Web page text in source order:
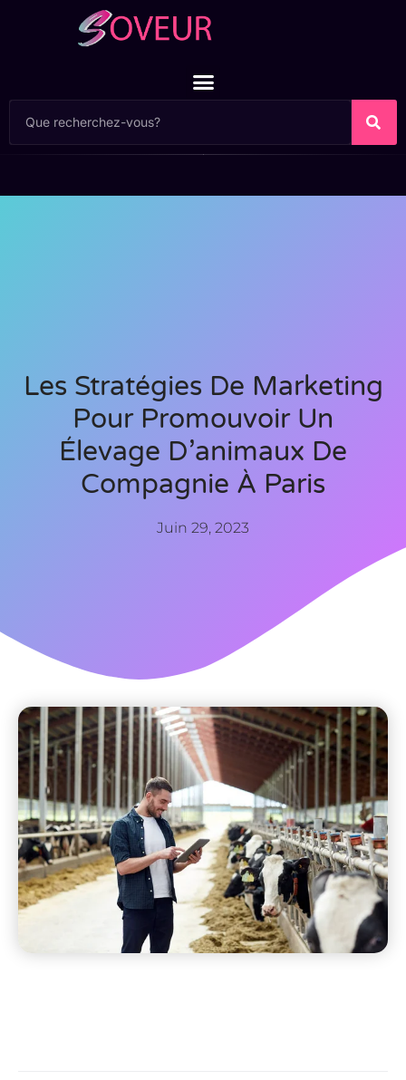
Les Stratégies De Marketing
Pour Promouvoir Un
Élevage D’animaux De
Compagnie À Paris
Juin 29, 2023